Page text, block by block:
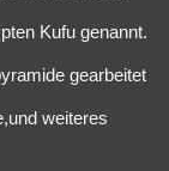
Kufu genannt.
gearbeitet
weiteres